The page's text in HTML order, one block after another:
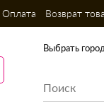
Оплата Возврат
Выбрать